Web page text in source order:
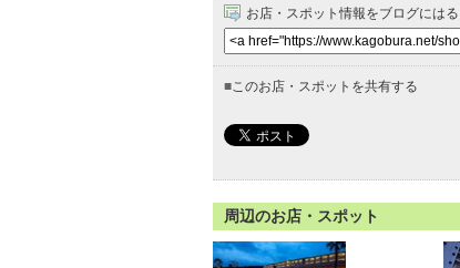
お店・スポット情報をブログにはる
■このお店・スポットを共有する
周辺のお店・スポット